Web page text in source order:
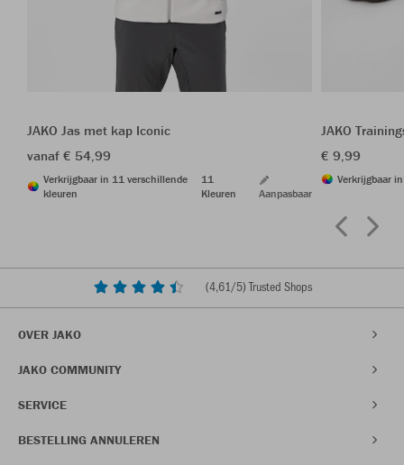
JAKO Jas met kap Iconic
vanaf € 54,99
Verkrijgbaar in 11 verschillende
kleuren
11
Kleuren
Aanpasbaar
JAKO
€ 9,99
Verkrijgbaar
(4,61/5) Trusted Shops
OVER JAKO
JAKO COMMUNITY
SERVICE
BESTELLING ANNULEREN